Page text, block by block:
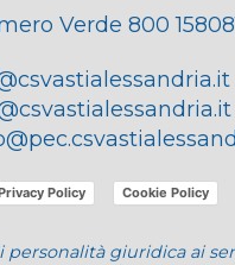
Verde 800
Policy Cookie Policy
personalità giuridica ai